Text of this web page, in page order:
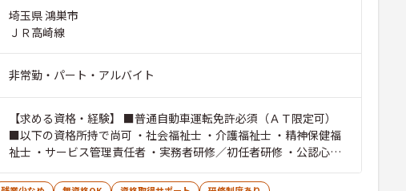
埼玉県 鴻巣市
ＪＲ高崎線
非常勤・パート・アルバイト
【求める資格・経験】 ■普通自動車運転免許必須（ＡＴ限定可）
■以下の資格所持で尚可 ・社会福祉士 ・介護福祉士 ・精神保健福
祉士 ・サービス管理責任者 ・実務者研修／初任者研修 ・公認心理
士など